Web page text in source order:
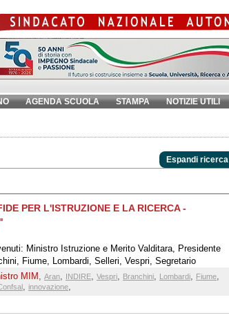
AGENDA SCUOLA STAMPA NOTIZIE UTILI
Espandi ricerca
PER L'ISTRUZIONE E LA RICERCA -
Ministro Istruzione e Merito Valditara, Presidente
Fiume, Lombardi, Selleri, Vespri, Segretario
MIM , Aran, INDIRE, Vespri, Branchini, Lombardi, Fiume,
, innovazione,